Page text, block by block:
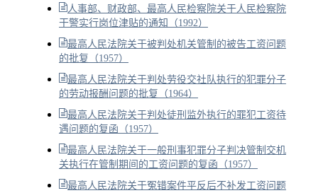
人事部、财政部、最高人民检察院关于人民检察院
干警实行岗位津贴的通知（1992）
最高人民法院关于被判处机关管制的被告工资问题
的批复（1957）
最高人民法院关于判处劳役交社队执行的犯罪分子
的劳动报酬问题的批复（1964）
最高人民法院关于判处徒刑监外执行的罪犯工资待
遇问题的复函（1957）
最高人民法院关于一般刑事犯罪分子判决管制交机
关执行在管制期间的工资问题的复函（1957）
最高人民法院关于冤错案件平反后不补发工资问题